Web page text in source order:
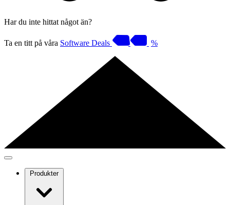
Har du inte hittat något än?
Ta en titt på våra Software Deals %
Produkter